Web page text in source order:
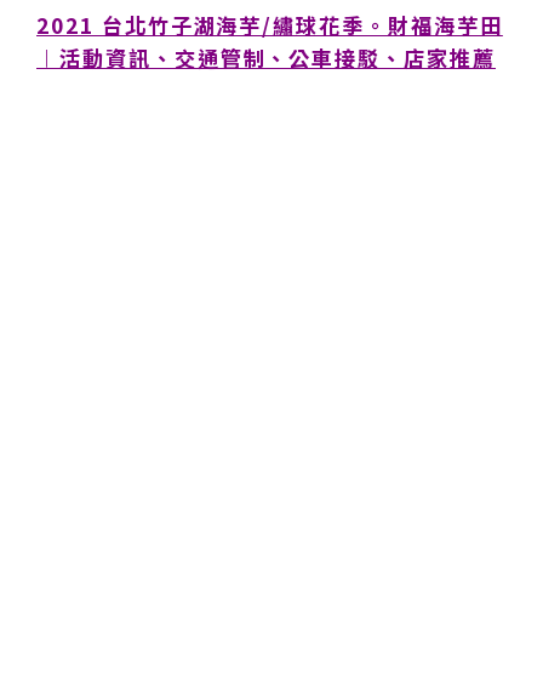
2021 台北竹子湖海芋/繡球花季。財福海芋田
︱活動資訊、交通管制、公車接駁、店家推薦